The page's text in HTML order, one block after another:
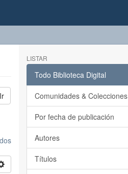
Ir
LISTAR
Todo Biblioteca Digital
Comunidades & Colecciones
Por fecha de publicación
Autores
Títulos